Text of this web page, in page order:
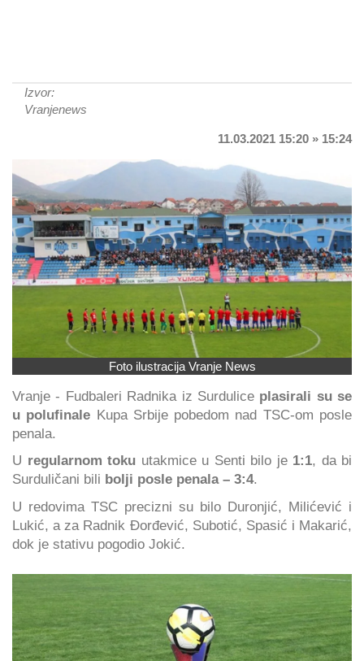
Izvor:
Vranjenews
11.03.2021 15:20 » 15:24
Foto ilustracija Vranje News
Vranje - Fudbaleri Radnika iz Surdulice plasirali su se
u polufinale Kupa Srbije pobedom nad TSC-om posle
penala.
U regularnom toku utakmice u Senti bilo je 1:1, da bi
Surduličani bili bolji posle penala – 3:4.
U redovima TSC precizni su bilo Duronjić, Milićević i
Lukić, a za Radnik Đorđević, Subotić, Spasić i Makarić,
dok je stativu pogodio Jokić.